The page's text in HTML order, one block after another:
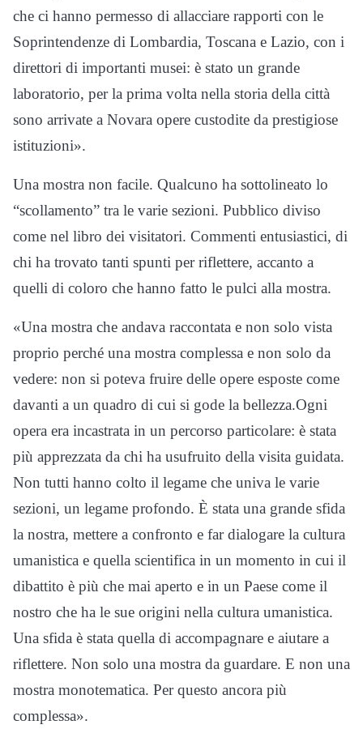
che ci hanno permesso di allacciare rapporti con le
Soprintendenze di Lombardia, Toscana e Lazio, con i
direttori di importanti musei: è stato un grande
laboratorio, per la prima volta nella storia della città
sono arrivate a Novara opere custodite da prestigiose
istituzioni».
Una mostra non facile. Qualcuno ha sottolineato lo
“scollamento” tra le varie sezioni. Pubblico diviso
come nel libro dei visitatori. Commenti entusiastici, di
chi ha trovato tanti spunti per riflettere, accanto a
quelli di coloro che hanno fatto le pulci alla mostra.
«Una mostra che andava raccontata e non solo vista
proprio perché una mostra complessa e non solo da
vedere: non si poteva fruire delle opere esposte come
davanti a un quadro di cui si gode la bellezza.Ogni
opera era incastrata in un percorso particolare: è stata
più apprezzata da chi ha usufruito della visita guidata.
Non tutti hanno colto il legame che univa le varie
sezioni, un legame profondo. È stata una grande sfida
la nostra, mettere a confronto e far dialogare la cultura
umanistica e quella scientifica in un momento in cui il
dibattito è più che mai aperto e in un Paese come il
nostro che ha le sue origini nella cultura umanistica.
Una sfida è stata quella di accompagnare e aiutare a
riflettere. Non solo una mostra da guardare. E non una
mostra monotematica. Per questo ancora più
complessa».